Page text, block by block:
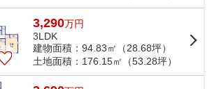
3,290万円
3LDK
建物面積：94.83㎡（28.68坪）
土地面積：176.15㎡（53.28坪）